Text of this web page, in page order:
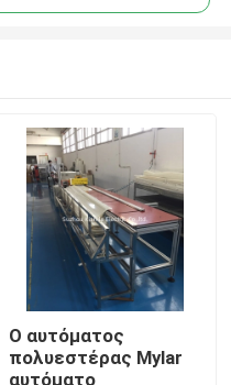
Ο αυτόματος
πολυεστέρας Mylar
αυτόματο